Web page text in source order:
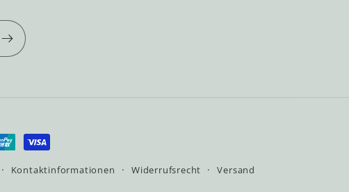
Kontaktinformationen Widerrufsrecht Versand